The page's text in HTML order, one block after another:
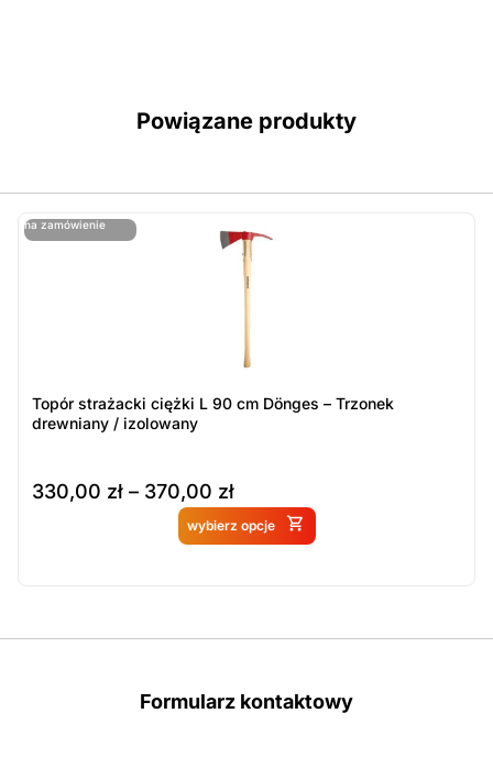
Powiązane produkty
na zamówienie
ostatnie sztuki
Topór strażacki ciężki L 90 cm Dönges – Trzonek
drewniany / izolowany
330,00 zł – 370,00 zł
wybierz opcje
Produkt dostępny na
Formularz kontaktowy